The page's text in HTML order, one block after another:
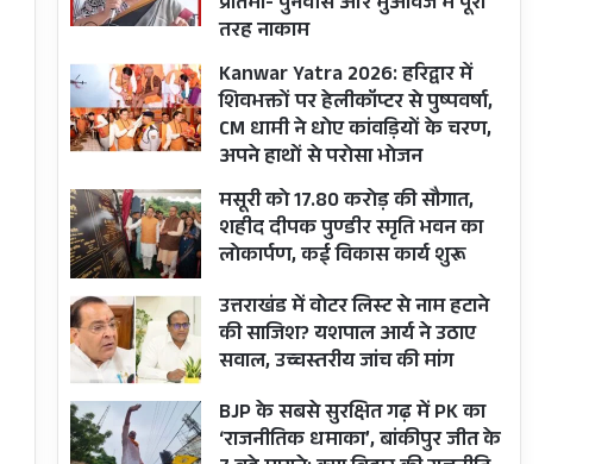
तरह नाकाम
Kanwar Yatra 2026: हरिद्वार में
शिवभक्तों पर हेलीकॉप्टर से पुष्पवर्षा,
CM धामी ने धोए कांवड़ियों के चरण,
अपने हाथों से परोसा भोजन
मसूरी को 17.80 करोड़ की सौगात,
शहीद दीपक पुण्डीर स्मृति भवन का
लोकार्पण, कई विकास कार्य शुरू
उत्तराखंड में वोटर लिस्ट से नाम हटाने
की साजिश? यशपाल आर्य ने उठाए
सवाल, उच्चस्तरीय जांच की मांग
BJP के सबसे सुरक्षित गढ़ में PK का
‘राजनीतिक धमाका’, बांकीपुर जीत के